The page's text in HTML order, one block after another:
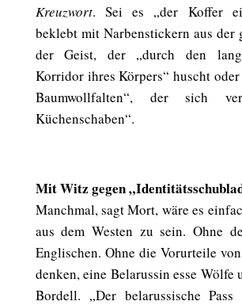
Kreuzwort. Sei es „der Koffer
beklebt mit Narbenstickern aus der
der Geist, der „durch den
Korridor ihres Körpers“ huscht oder
Baumwollfalten“, der sich
Küchenschaben“.
Mit Witz gegen
Manchmal, sagt Mort, wäre es
aus dem Westen zu sein. Ohne
Englischen. Ohne die Vorurteile
denken, eine Belarussin esse Wölfe
Bordell. „Der belarussische